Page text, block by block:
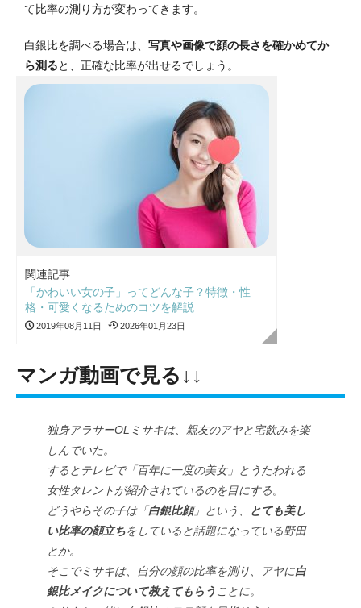
て比率の測り方が変わってきます。
白銀比を調べる場合は、 写真や画像で顔の長さを確かめてか
ら測ると、正確な比率が出せるでしょう。
関連記事
「かわいい女の子」ってどんな子？特徴・性
格・可愛くなるためのコツを解説
2019年08月11日 2026年01月23日
マンガ動画で見る↓↓
独身アラサーOLミサキは、親友のアヤと宅飲みを楽
しんでいた。
するとテレビで「百年に一度の美女」とうたわれる
女性タレントが紹介されているのを目にする。
どうやらその子は「白銀比顔」という、
とても美し
い比率の顔立ちをしていると話題になっている野田
とか。
そこでミサキは、自分の顔の比率を測り、アヤに白
銀比メイクについて教えてもらう ことに。